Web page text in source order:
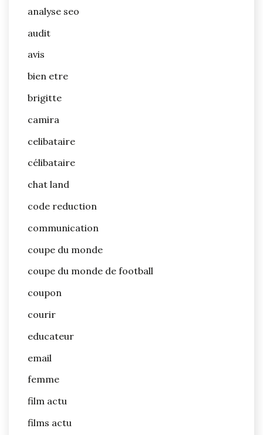
analyse seo
audit
avis
bien etre
brigitte
camira
celibataire
célibataire
chat land
code reduction
communication
coupe du monde
coupe du monde de football
coupon
courir
educateur
email
femme
film actu
films actu